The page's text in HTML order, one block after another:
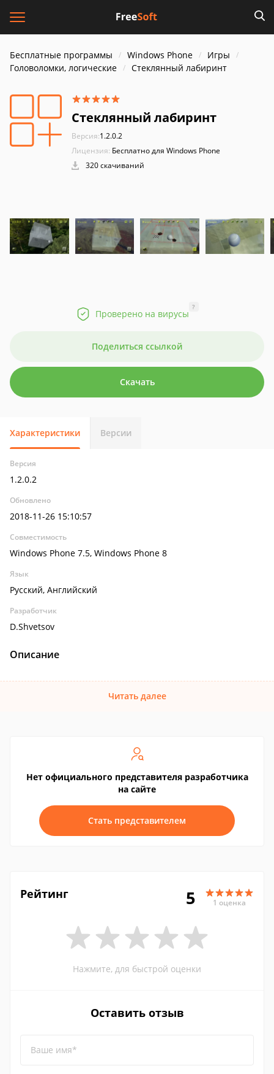
Бесплатные программы Windows Phone
Игры
Головоломки, логические
Стеклянный лабиринт
Стеклянный лабиринт
Версия:1.2.0.2
Лицензия: Бесплатно для Windows Phone
320 скачиваний
Проверено на вирусы
?
Поделиться ссылкой
Скачать
Характеристики Версии
Версия
1.2.0.2
Обновлено
2018-11-26 15:10:57
Совместимость
Windows Phone 7.5, Windows Phone 8
Язык
Русский, Английский
Разработчик
D.Shvetsov
Описание
Читать далее
Нет официального представителя разработчика
на сайте
Стать представителем
Рейтинг 5 1 оценка
Нажмите, для быстрой оценки
Оставить отзыв
Ваше имя*